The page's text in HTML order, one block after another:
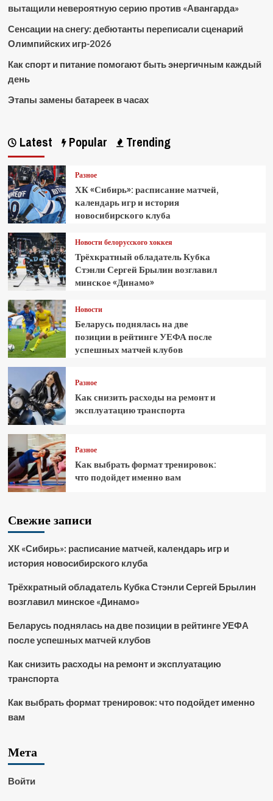
вытащили невероятную серию против «Авангарда»
Сенсации на снегу: дебютанты переписали сценарий
Олимпийских игр-2026
Как спорт и питание помогают быть энергичным каждый
день
Этапы замены батареек в часах
Latest Popular Trending
Разное
ХК «Сибирь»: расписание матчей,
календарь игр и история
новосибирского клуба
Новости белорусского хоккея
Трёхкратный обладатель Кубка
Стэнли Сергей Брылин возглавил
минское «Динамо»
Новости
Беларусь поднялась на две
позиции в рейтинге УЕФА после
успешных матчей клубов
Разное
Как снизить расходы на ремонт и
эксплуатацию транспорта
Разное
Как выбрать формат тренировок:
что подойдет именно вам
Свежие записи
ХК «Сибирь»: расписание матчей, календарь игр и
история новосибирского клуба
Трёхкратный обладатель Кубка Стэнли Сергей Брылин
возглавил минское «Динамо»
Беларусь поднялась на две позиции в рейтинге УЕФА
после успешных матчей клубов
Как снизить расходы на ремонт и эксплуатацию
транспорта
Как выбрать формат тренировок: что подойдет именно
вам
Мета
Войти